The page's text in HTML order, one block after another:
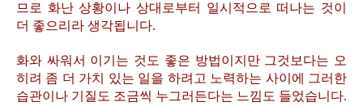
므로 화난 상황이나 상대로부터 일시적으로 떠나는 것이
더 좋으리라 생각됩니다.
화와 싸워서 이기는 것도 좋은 방법이지만 그것보다는 오
히려 좀 더 가치 있는 일을 하려고 노력하는 사이에 그러한
습관이나 기질도 조금씩 누그러든다는 느낌도 들었습니다.